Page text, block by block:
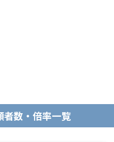
者数・倍率一覧